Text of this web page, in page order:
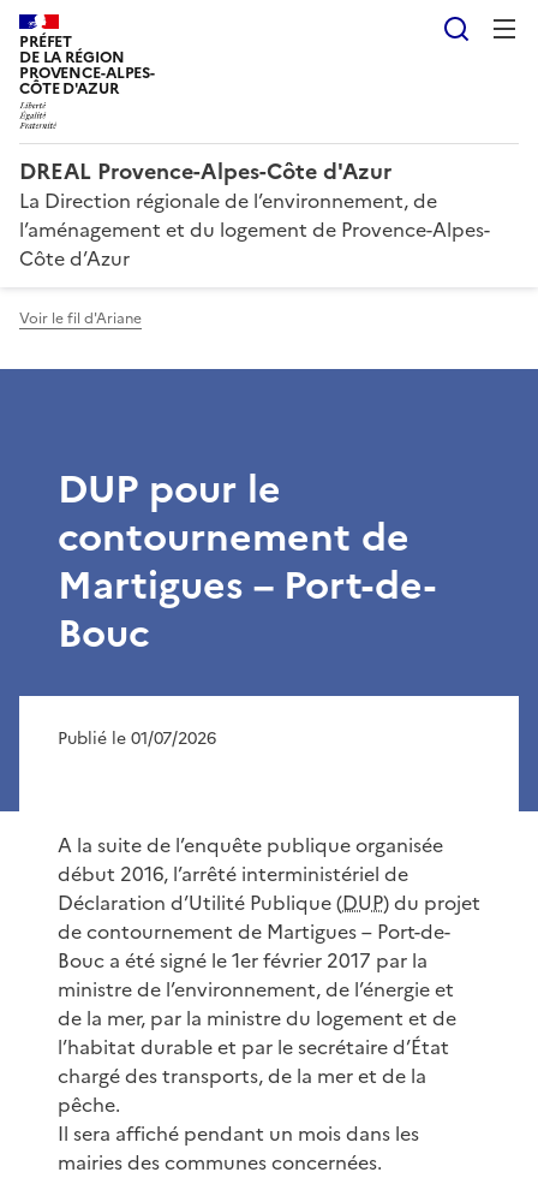
PRÉFET
DE LA RÉGION
PROVENCE-ALPES-
CÔTE D'AZUR
DREAL Provence-Alpes-Côte d'Azur
La Direction régionale de l’environnement, de
l’aménagement et du logement de Provence-Alpes-
Côte d’Azur
Voir le fil d'Ariane
DUP pour le
contournement de
Martigues – Port-de-
Bouc
Publié le 01/07/2026
A la suite de l’enquête publique organisée
début 2016, l’arrêté interministériel de
Déclaration d’Utilité Publique (DUP) du projet
de contournement de Martigues – Port-de-
Bouc a été signé le 1er février 2017 par la
ministre de l’environnement, de l’énergie et
de la mer, par la ministre du logement et de
l’habitat durable et par le secrétaire d’État
chargé des transports, de la mer et de la
pêche.
Il sera affiché pendant un mois dans les
mairies des communes concernées.